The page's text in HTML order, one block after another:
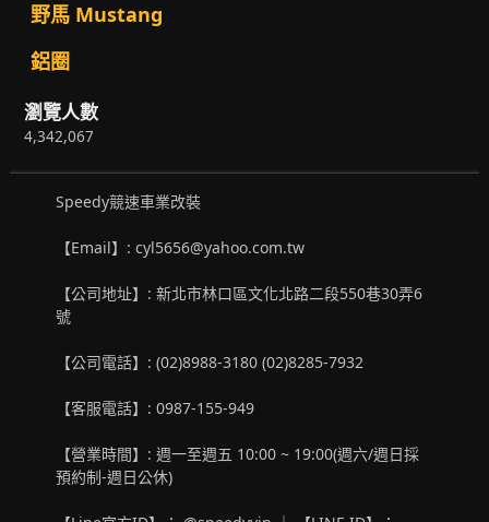
野馬 Mustang
鋁圈
瀏覽人數
4,342,067
Speedy競速車業改裝
【Email】: cyl5656@yahoo.com.tw
【公司地址】: 新北市林口區文化北路二段550巷30弄6
號
【公司電話】: (02)8988-3180 (02)8285-7932
【客服電話】: 0987-155-949
【營業時間】: 週一至週五 10:00 ~ 19:00(週六/週日採
預約制-週日公休)